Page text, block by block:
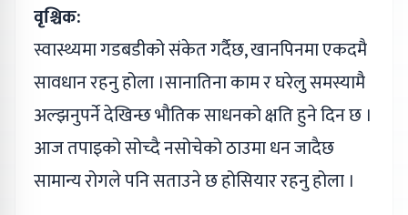
वृश्चिक:
स्वास्थ्यमा गडबडीको संकेत गर्दैछ, खानपिनमा एकदमै
सावधान रहनु होला ।सानातिना काम र घरेलु समस्यामै
अल्झनुपर्ने देखिन्छ भौतिक साधनको क्षति हुने दिन छ ।
आज तपाइको सोच्दै नसोचेको ठाउमा धन जादैछ
सामान्य रोगले पनि सताउने छ होसियार रहनु होला ।